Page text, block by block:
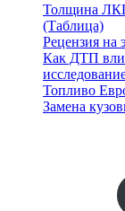
Толщина
(Таблица)
Рецензия на
Как ДТП
Топливо
Замена